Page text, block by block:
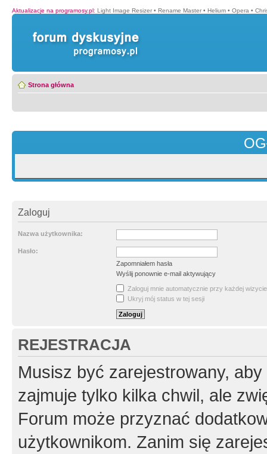
Aktualizacje na programosy.pl: Light Image Resizer • Rename Master • Helium • Opera •
Strona główna
Zaloguj
Nazwa użytkownika:
Hasło:
Zapomniałem hasła
Wyślij ponownie e-mail aktywujący
Zaloguj mnie automatycznie przy każdej wizycie
Ukryj mój status w tej sesji
REJESTRACJA
Musisz być zarejestrowany,
zajmuje tylko kilka chwil, ale
Forum może przyznać
użytkownikom. Zanim się